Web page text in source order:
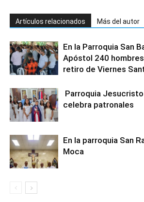
Artículos relacionados Más del autor
En la Parroquia San
Apóstol 240
retiro de Viernes
Parroquia
celebra patronales
En la parroquia San
Moca